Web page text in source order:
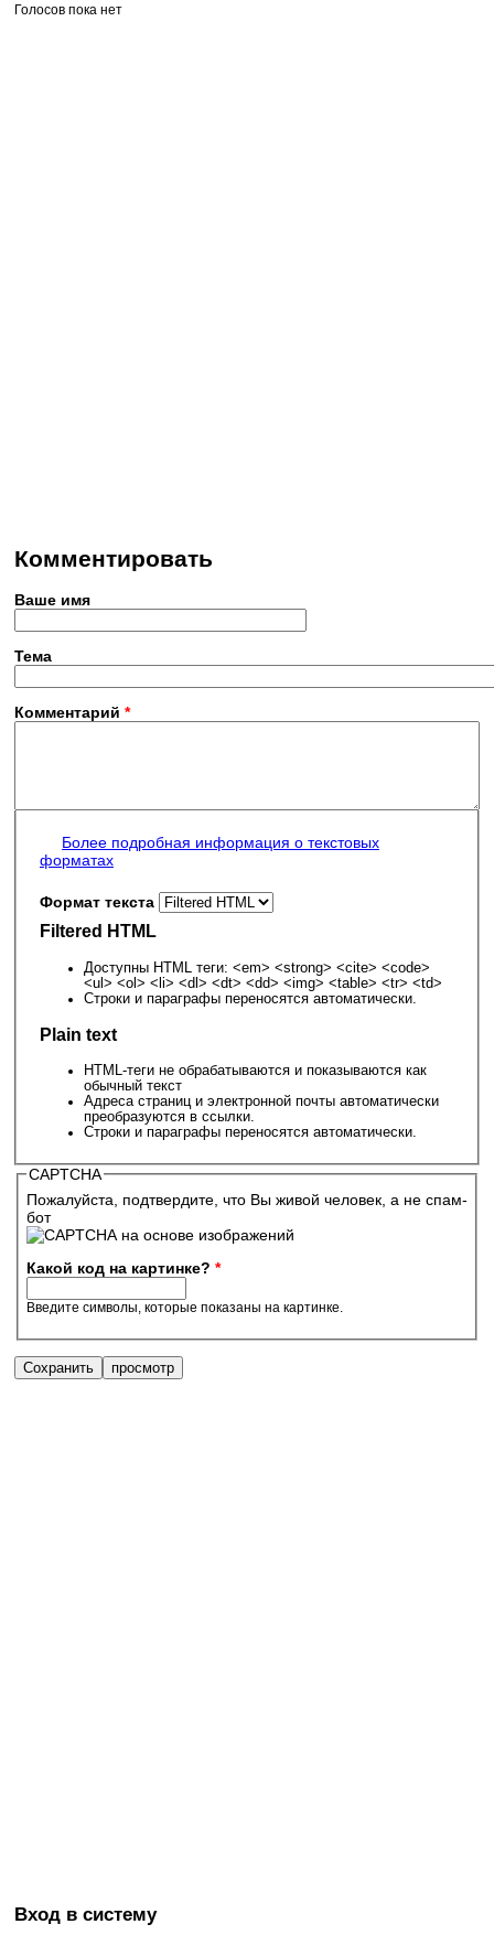
Голосов пока нет
Комментировать
Ваше имя
Тема
Комментарий *
Более подробная информация о текстовых
форматах
Формат текста
Filtered HTML
Доступны HTML теги: <em> <strong> <cite> <code>
<ul> <ol> <li> <dl> <dt> <dd> <img> <table> <tr> <td>
Строки и параграфы переносятся автоматически.
Plain text
HTML-теги не обрабатываются и показываются как
обычный текст
Адреса страниц и электронной почты автоматически
преобразуются в ссылки.
Строки и параграфы переносятся автоматически.
CAPTCHA
Пожалуйста, подтвердите, что Вы живой человек, а не спам-
бот
Какой код на картинке? *
Введите символы, которые показаны на картинке.
Вход в систему